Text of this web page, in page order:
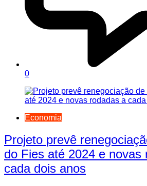
0
Economia
Projeto prevê
do Fies até 2024 e novas
cada dois anos